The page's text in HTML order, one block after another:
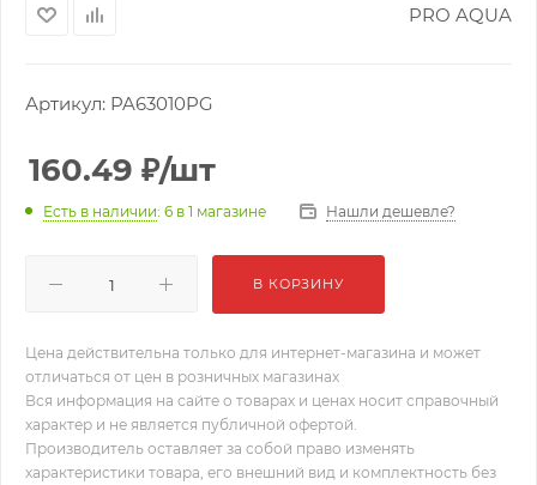
PRO AQUA
Артикул: PA63010PG
160.49 ₽/шт
Есть в наличии: 6 в 1 магазине Нашли дешевле?
В КОРЗИНУ
Цена действительна только для интернет-магазина и может
отличаться от цен в розничных магазинах
Вся информация на сайте о товарах и ценах носит справочный
характер и не является публичной офертой.
Производитель оставляет за собой право изменять
характеристики товара, его внешний вид и комплектность без